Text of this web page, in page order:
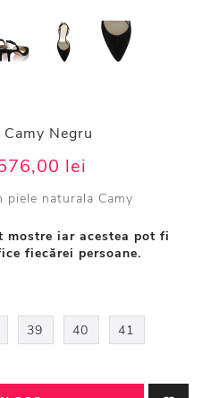
Negru
lei
piele naturala Camy
mostre iar acestea pot fi
fiecărei persoane.
39 40 41